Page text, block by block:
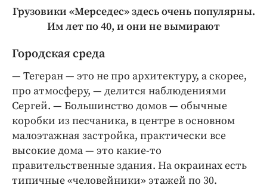
Грузовики «Мерседес» здесь очень популярны.
Им лет по 40, и они не вымирают
Городская среда
— Тегеран — это не про архитектуру, а скорее,
про атмо­сферу, — делится наблюдениями
Сергей. — Большинство домов — обычные
коробки из песчаника, в центре в основном
малоэтажная застройка, практически все
высокие дома — это какие-­то
правительственные здания. На окраинах есть
типичные «человейники» этажей по 30.